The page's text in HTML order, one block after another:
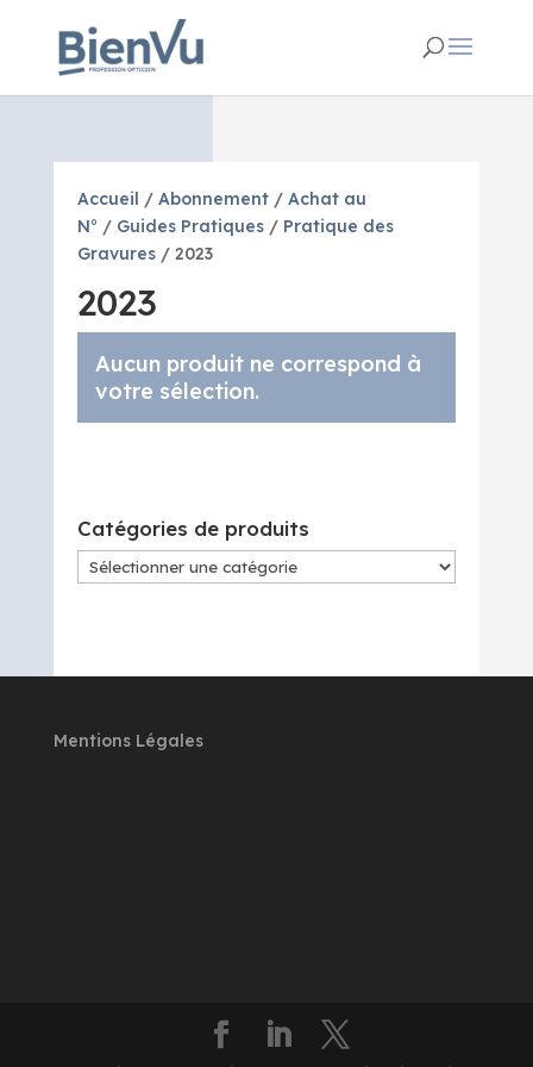
Accueil / Abonnement/ Achat au
N° / Guides Pratiques/ Pratique des
Gravures/ 2023
2023
Aucun produit ne correspond à
votre sélection.
Catégories de produits
Mentions Légales